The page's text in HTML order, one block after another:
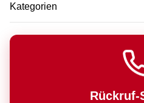
Kategorien
Rückruf-